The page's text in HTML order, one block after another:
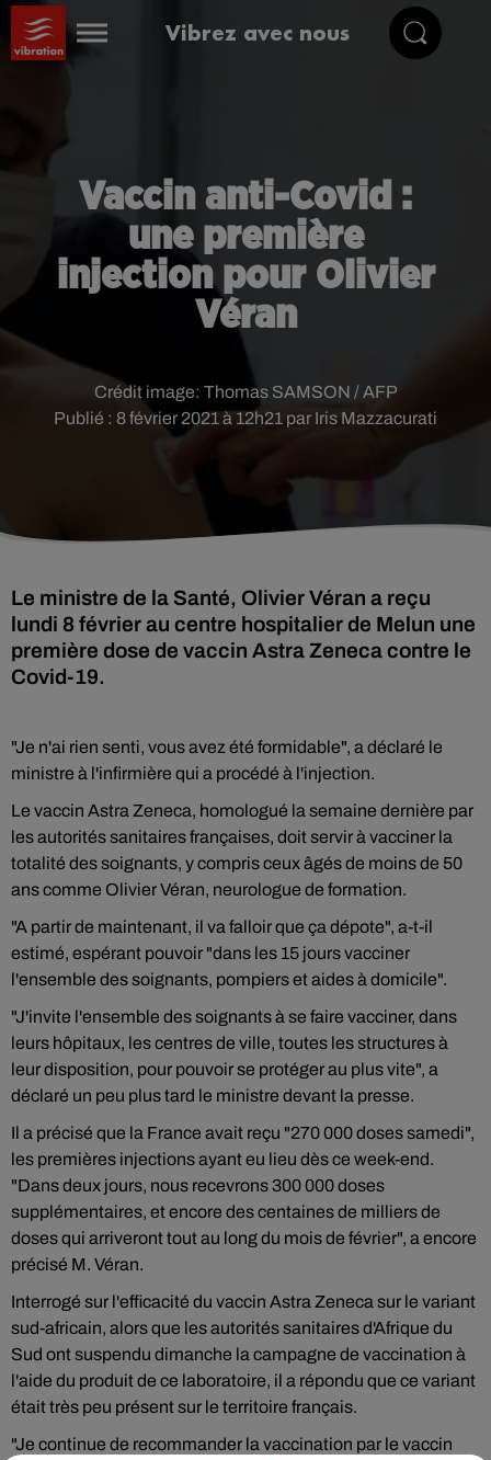
Vibrez avec nous
Vaccin anti-Covid :
une première
injection pour Olivier
Véran
Publié : 8 février 2021 à 12h21 par Iris Mazzacurati
Crédit image: Thomas SAMSON / AFP
Le ministre de la Santé, Olivier Véran a reçu
lundi 8 février au centre hospitalier de Melun une
première dose de vaccin Astra Zeneca contre le
Covid-19.
"Je n'ai rien senti, vous avez été formidable", a déclaré le
ministre à l'infirmière qui a procédé à l'injection.
Le vaccin Astra Zeneca, homologué la semaine dernière par
les autorités sanitaires françaises, doit servir à vacciner la
totalité des soignants, y compris ceux âgés de moins de 50
ans comme Olivier Véran, neurologue de formation.
"A partir de maintenant, il va falloir que ça dépote", a-t-il
estimé, espérant pouvoir "dans les 15 jours vacciner
l'ensemble des soignants, pompiers et aides à domicile".
"J'invite l'ensemble des soignants à se faire vacciner, dans
leurs hôpitaux, les centres de ville, toutes les structures à
leur disposition, pour pouvoir se protéger au plus vite", a
déclaré un peu plus tard le ministre devant la presse.
Il a précisé que la France avait reçu "270 000 doses samedi",
les premières injections ayant eu lieu dès ce week-end.
"Dans deux jours, nous recevrons 300 000 doses
supplémentaires, et encore des centaines de milliers de
doses qui arriveront tout au long du mois de février", a encore
précisé M. Véran.
Interrogé sur l'efficacité du vaccin Astra Zeneca sur le variant
sud-africain, alors que les autorités sanitaires d'Afrique du
Sud ont suspendu dimanche la campagne de vaccination à
l'aide du produit de ce laboratoire, il a répondu que ce variant
était très peu présent sur le territoire français.
"Je continue de recommander la vaccination par le vaccin